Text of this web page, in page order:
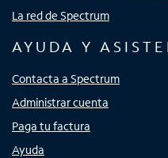
La red de Spectrum
AYUDA Y
Contacta a Spectrum
Administrar cuenta
Paga tu factura
Ayuda